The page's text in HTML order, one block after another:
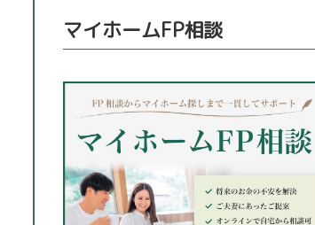
マイホームFP相談